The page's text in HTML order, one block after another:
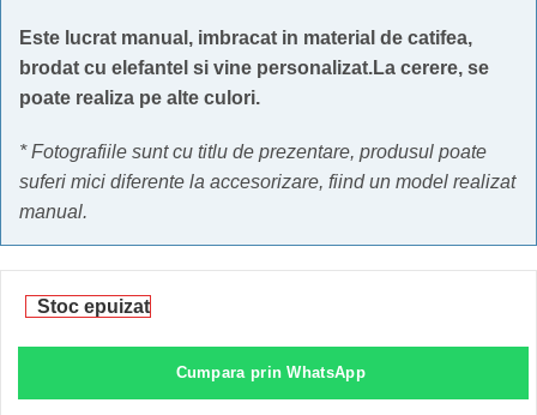
Este lucrat manual, imbracat in material de catifea,
brodat cu elefantel si vine personalizat.La cerere, se
poate realiza pe alte culori.
* Fotografiile sunt cu titlu de prezentare, produsul poate
suferi mici diferente la accesorizare, fiind un model realizat
manual.
Stoc epuizat
Cumpara prin WhatsApp